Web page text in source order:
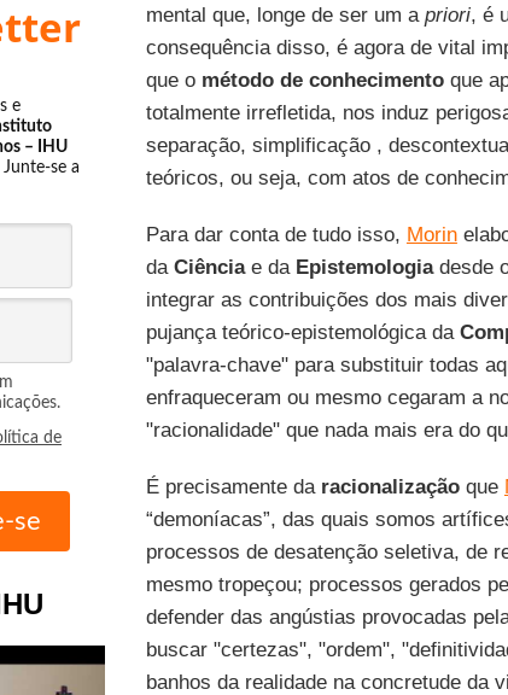
e
– IHU
se a
de
mental que, longe de ser um a priori, é
consequência disso, é agora de vital
que o método de conhecimentoque
totalmente irrefletida, nos induz
separação, simplificação ,
teóricos, ou seja, com atos de
Para dar conta de tudo isso, Morin
da Ciênciae da Epistemologiadesde
integrar as contribuições dos mais
pujança teórico-epistemológica da
"palavra-chave" para substituir todas
enfraqueceram ou mesmo cegaram a
"racionalidade" que nada mais era do
É precisamente da racionalizaçãoque
“demoníacas”, das quais somos
processos de desatenção seletiva, de
mesmo tropeçou; processos gerados
defender das angústias provocadas
buscar "certezas", "ordem",
banhos da realidade na concretude da